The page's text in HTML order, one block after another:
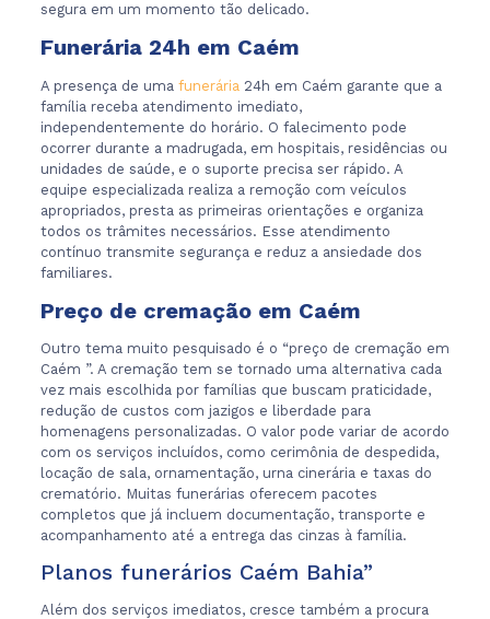
segura em um momento tão delicado.
Funerária 24h em Caém
A presença de uma funerária24h em Caém garante que a
família receba atendimento imediato,
independentemente do horário. O falecimento pode
ocorrer durante a madrugada, em hospitais, residências ou
unidades de saúde, e o suporte precisa ser rápido. A
equipe especializada realiza a remoção com veículos
apropriados, presta as primeiras orientações e organiza
todos os trâmites necessários. Esse atendimento
contínuo transmite segurança e reduz a ansiedade dos
familiares.
Preço de cremação em Caém
Outro tema muito pesquisado é o “preço de cremação em
Caém ”. A cremação tem se tornado uma alternativa cada
vez mais escolhida por famílias que buscam praticidade,
redução de custos com jazigos e liberdade para
homenagens personalizadas. O valor pode variar de acordo
com os serviços incluídos, como cerimônia de despedida,
locação de sala, ornamentação, urna cinerária e taxas do
crematório. Muitas funerárias oferecem pacotes
completos que já incluem documentação, transporte e
acompanhamento até a entrega das cinzas à família.
Planos funerários Caém Bahia”
Além dos serviços imediatos, cresce também a procura